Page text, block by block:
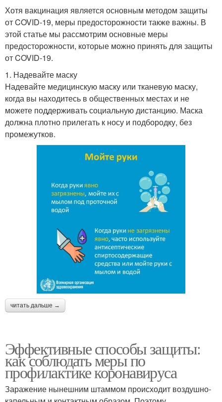
Хотя вакцинация является основным методом защиты
от COVID-19, меры предосторожности также важны. В
этой статье мы рассмотрим основные меры
предосторожности, которые можно принять для защиты
от COVID-19.
1. Надевайте маску
Надевайте медицинскую маску или тканевую маску,
когда вы находитесь в общественных местах и не
можете поддерживать социальную дистанцию. Маска
должна плотно прилегать к носу и подбородку, без
промежутков.
читать дальше →
Эффективные способы защиты:
как соблюдать меры по
профилактике коронавируса
Заражение нынешним штаммом происходит воздушно-